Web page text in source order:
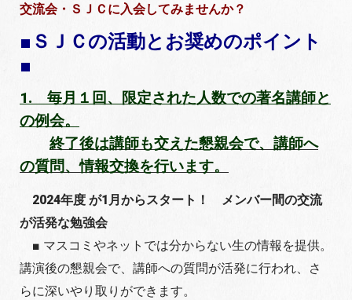
交流会・ＳＪＣに入会してみませんか？
■ＳＪＣの活動とお奨めのポイント
■
1. 毎月１回、限定された人数での著名講師と
の例会。
終了後は講師も交えた懇親会で、講師へ
の質問、情報交換を行います。
2024年度 が1月からスタート！ メンバー間の交流
が活発な勉強会
■ マスコミやネットでは分からない生の情報を提供。
講演後の懇親会で、講師への質問が活発に行われ、さ
らに深いやり取りができます。